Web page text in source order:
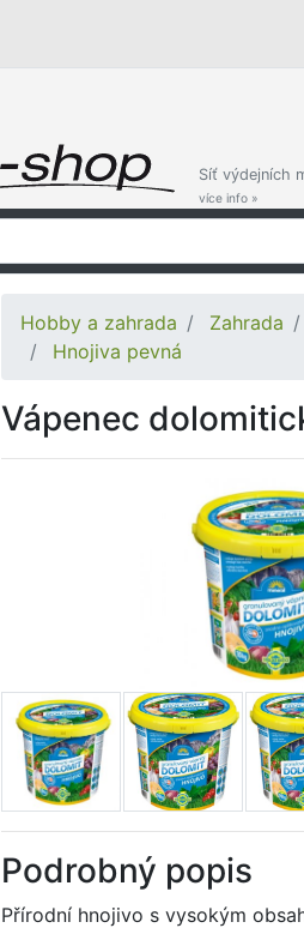
Síť výdejních
více info »
Hobby a zahrada Zahrada
Hnojiva pevná
Vápenec
Podrobný popis
Přírodní hnojivo s vysokým